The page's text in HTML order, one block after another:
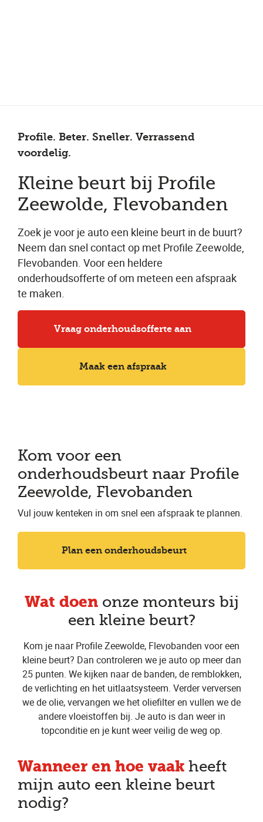
Profile. Beter. Sneller. Verrassend
voordelig.
Kleine beurt bij Profile
Zeewolde, Flevobanden
Zoek je voor je auto een kleine beurt in de buurt?
Neem dan snel contact op met Profile Zeewolde,
Flevobanden. Voor een heldere
onderhoudsofferte of om meteen een afspraak
te maken.
Vraag onderhoudsofferte aan
Maak een afspraak
Kom voor een
onderhoudsbeurt naar Profile
Zeewolde, Flevobanden
Vul jouw kenteken in om snel een afspraak te plannen.
Plan een onderhoudsbeurt
Wat doen onze monteurs bij
een kleine beurt?
Kom je naar Profile Zeewolde, Flevobanden voor een
kleine beurt? Dan controleren we je auto op meer dan
25 punten. We kijken naar de banden, de remblokken,
de verlichting en het uitlaatsysteem. Verder verversen
we de olie, vervangen we het oliefilter en vullen we de
andere vloeistoffen bij. Je auto is dan weer in
topconditie en je kunt weer veilig de weg op.
Wanneer en hoe vaak heeft
mijn auto een kleine beurt
nodig?